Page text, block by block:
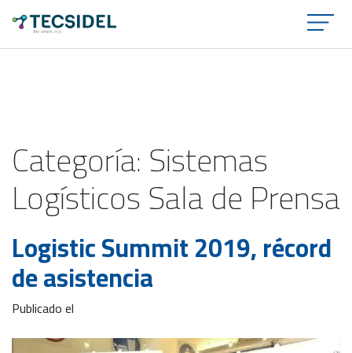
×
Categoría:Sistemas
Logísticos Sala de Prensa
Logistic Summit 2019, récord
de asistencia
Publicado el